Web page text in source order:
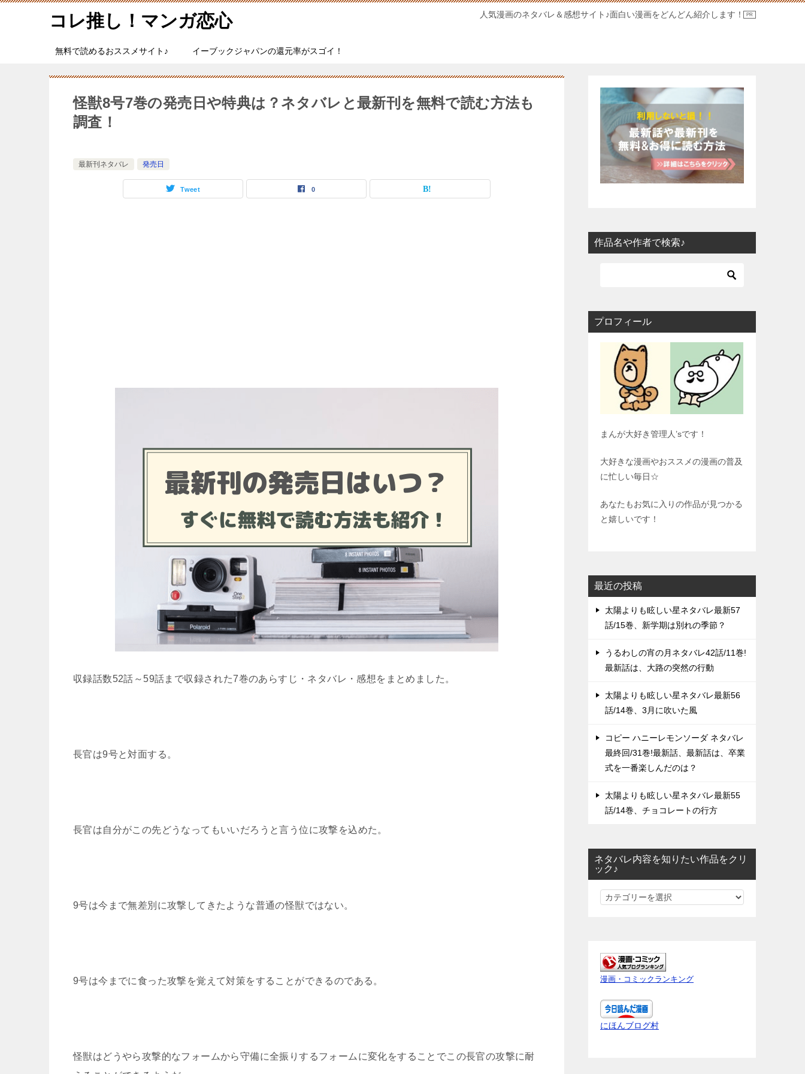
コレ推し！マンガ恋心 人気漫画のネタバレ＆感想サイト♪面白い漫画をどんどん紹介します！
無料で読めるおススメサイト♪ イーブックジャパンの還元率がスゴイ！
怪獣8号7巻の発売日や特典は？ネタバレと最新刊を無料で読む方法も
調査！
最新刊ネタバレ 発売日
Tweet 0
収録話数52話～59話まで収録された7巻のあらすじ・ネタバレ・感想をまとめました。
長官は9号と対面する。
長官は自分がこの先どうなってもいいだろうと言う位に攻撃を込めた。
9号は今まで無差別に攻撃してきたような普通の怪獣ではない。
9号は今までに食った攻撃を覚えて対策をすることができるのである。
怪獣はどうやら攻撃的なフォームから守備に全振りするフォームに変化をすることでこの長官の攻撃に耐
作品名や作者で検索♪
プロフィール
まんが大好き管理人’sです！
大好きな漫画やおススメの漫画の普及
に忙しい毎日☆
あなたもお気に入りの作品が見つかる
と嬉しいです！
最近の投稿
太陽よりも眩しい星ネタバレ最新57
話/15巻、新学期は別れの季節？
うるわしの宵の月ネタバレ42話/11巻!
最新話は、大路の突然の行動
太陽よりも眩しい星ネタバレ最新56
話/14巻、3月に吹いた風
コピー ハニーレモンソーダ ネタバレ
最終回/31巻!最新話、最新話は、卒業
式を一番楽しんだのは？
太陽よりも眩しい星ネタバレ最新55
話/14巻、チョコレートの行方
ネタバレ内容を知りたい作品をクリ
ック♪
ネ
内
容
を
知
り
た
漫画・コミックランキング
にほんブログ村